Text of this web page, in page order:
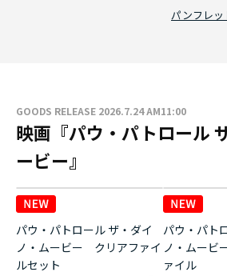
パンフレッ
GOODS RELEASE 2026.7.24 AM11:00
映画『パウ・パトロール
ービー』
パウ・パトロール ザ・ダイ
ノ・ムービー クリアファイ
ルセット
パウ・パト
ノ・ムービ
ァイル